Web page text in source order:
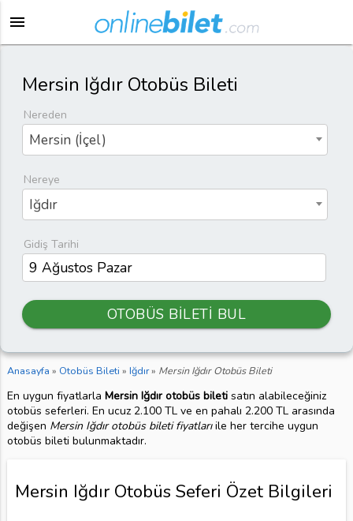
menu
Mersin Iğdır Otobüs Bileti
Nereden
Mersin (İçel)
Nereye
Iğdır
Gidiş Tarihi
OTOBÜS BİLETİ BUL
Anasayfa » Otobüs Bileti » Iğdır» Mersin Iğdır Otobüs Bileti
En uygun fiyatlarla Mersin Iğdır otobüs biletisatın alabileceğiniz
otobüs seferleri. En ucuz 2.100 TL ve en pahalı 2.200 TL arasında
değişen Mersin Iğdır otobüs bileti fiyatlarıile her tercihe uygun
otobüs bileti bulunmaktadır.
Mersin Iğdır Otobüs Seferi Özet Bilgileri